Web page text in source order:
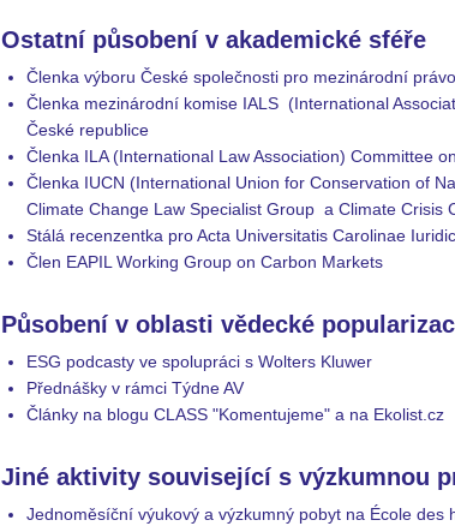
Ostatní působení v akademické sféře
Členka výboru České společnosti pro mezinárodní právo
Členka mezinárodní komise IALS (International
České republice
Členka ILA (International Law Association) Committee
Členka IUCN (International Union for Conservation of
Climate Change Law Specialist Group a Climate Crisis
Stálá recenzentka pro Acta Universitatis Carolinae
Člen EAPIL Working Group on Carbon Markets
Působení v oblasti vědecké
ESG podcasty ve spolupráci s Wolters Kluwer
Přednášky v rámci Týdne AV
Články na blogu CLASS "Komentujeme" a na Ekolist.cz
Jiné aktivity související s výzkumnou
Jednoměsíční výukový a výzkumný pobyt na École